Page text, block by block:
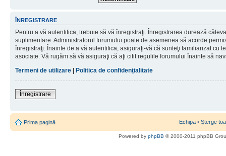
ÎNREGISTRARE
Pentru a vă autentifica, trebuie să vă înregistraţi. Înregistrarea durează
suplimentare. Administratorul forumului poate de asemenea să acorde
înregistraţi. Înainte de a vă autentifica, asiguraţi-vă că sunteţi familiarizat cu
asociate. Vă rugăm să vă asiguraţi că aţi citit regulile forumului înainte să
Termeni de utilizare | Politica de confidenţialitate
Înregistrare
Prima pagină Echipa • Şterge
Powered by phpBB © 2000-2011 phpBB